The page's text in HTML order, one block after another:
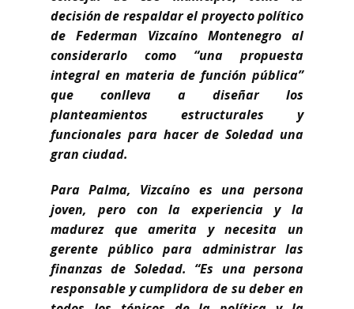
decisión de respaldar el proyecto político
de Federman Vizcaíno Montenegro al
considerarlo como “una propuesta
integral en materia de función pública”
que conlleva a diseñar los
planteamientos estructurales y
funcionales para hacer de Soledad una
gran ciudad.
Para Palma, Vizcaíno es una persona
joven, pero con la experiencia y la
madurez que amerita y necesita un
gerente público para administrar las
finanzas de Soledad. “Es una persona
responsable y cumplidora de su deber en